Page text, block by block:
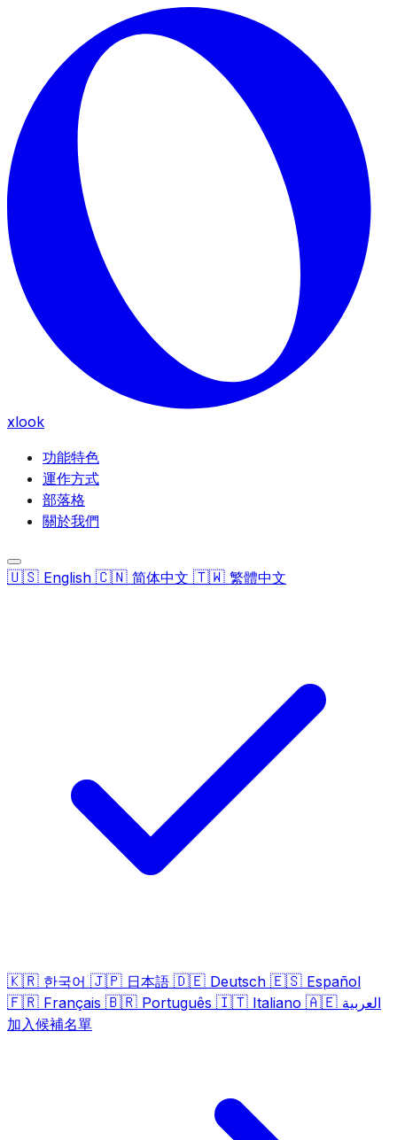
Skip to main content
xlook
功能特色
運作方式
部落格
關於我們
🇺🇸 English 🇨🇳 简体中文 🇹🇼 繁體中文
🇰🇷 한국어 🇯🇵 日本語 🇩🇪 Deutsch 🇪🇸 Español
🇫🇷 Français 🇧🇷 Português 🇮🇹 Italiano 🇦🇪 العربية
加入候補名單